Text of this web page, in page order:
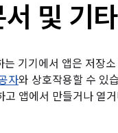
및 기
기기에서 앱은 저장
자와 상호작용할 수 있
앱에서 만들거나 열